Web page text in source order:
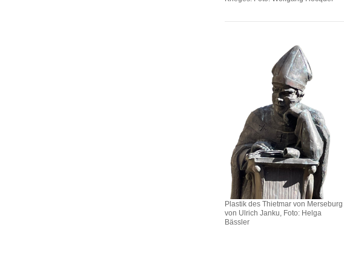
Plastik des Thietmar von Merseburg
von Ulrich Janku, Foto: Helga
Bässler